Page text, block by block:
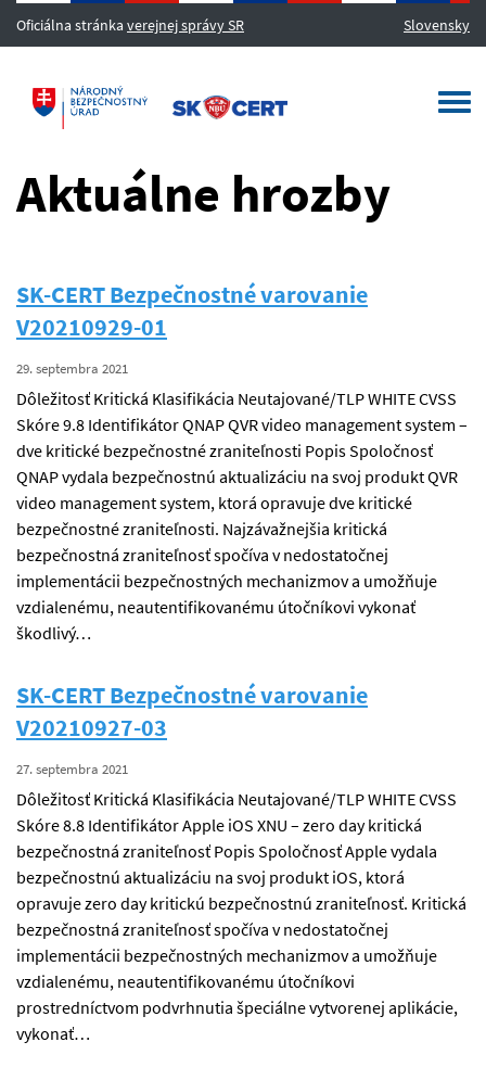
Oficiálna stránka verejnej správy SR Slovensky
Aktuálne hrozby
SK-CERT Bezpečnostné varovanie
V20210929-01
29. septembra 2021
Dôležitosť Kritická Klasifikácia Neutajované/TLP WHITE CVSS
Skóre 9.8 Identifikátor QNAP QVR video management system –
dve kritické bezpečnostné zraniteľnosti Popis Spoločnosť
QNAP vydala bezpečnostnú aktualizáciu na svoj produkt QVR
video management system, ktorá opravuje dve kritické
bezpečnostné zraniteľnosti. Najzávažnejšia kritická
bezpečnostná zraniteľnosť spočíva v nedostatočnej
implementácii bezpečnostných mechanizmov a umožňuje
vzdialenému, neautentifikovanému útočníkovi vykonať
škodlivý…
SK-CERT Bezpečnostné varovanie
V20210927-03
27. septembra 2021
Dôležitosť Kritická Klasifikácia Neutajované/TLP WHITE CVSS
Skóre 8.8 Identifikátor Apple iOS XNU – zero day kritická
bezpečnostná zraniteľnosť Popis Spoločnosť Apple vydala
bezpečnostnú aktualizáciu na svoj produkt iOS, ktorá
opravuje zero day kritickú bezpečnostnú zraniteľnosť. Kritická
bezpečnostná zraniteľnosť spočíva v nedostatočnej
implementácii bezpečnostných mechanizmov a umožňuje
vzdialenému, neautentifikovanému útočníkovi
prostredníctvom podvrhnutia špeciálne vytvorenej aplikácie,
vykonať…